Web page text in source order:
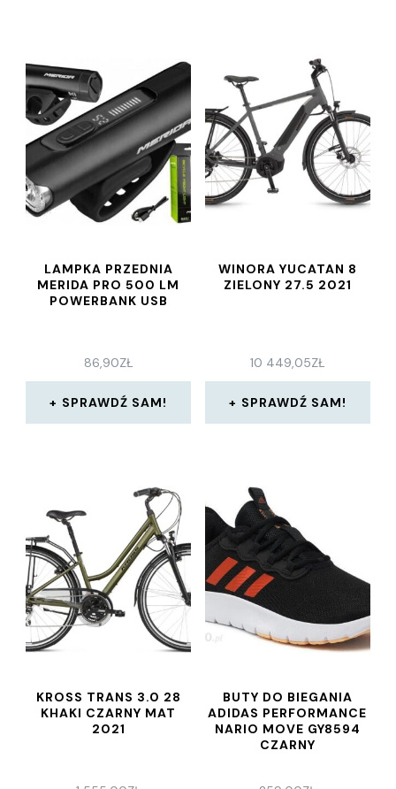
LAMPKA PRZEDNIA
MERIDA PRO 500 LM
POWERBANK USB
86,90ZŁ
SPRAWDŹ SAM!
WINORA YUCATAN 8
ZIELONY 27.5 2021
10 449,05ZŁ
SPRAWDŹ SAM!
KROSS TRANS 3.0 28
KHAKI CZARNY MAT
2021
BUTY DO BIEGANIA
ADIDAS PERFORMANCE
NARIO MOVE GY8594
CZARNY